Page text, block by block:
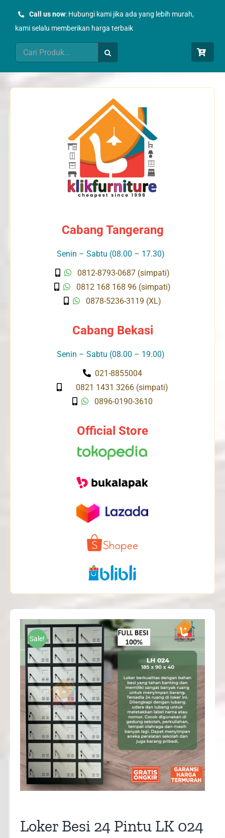
Call us now: Hubungi kami jika ada yang lebih murah,
kami selalu memberikan harga terbaik
Search
for:
Cabang Tangerang
Senin – Sabtu (08.00 – 17.30)
0812-8793-0687 (simpati)
0812 168 168 96 (simpati)
0878-5236-3119 (XL)
Cabang Bekasi
Senin – Sabtu (08.00 – 19.00)
021-8855004
0821 1431 3266 (simpati)
0896-0190-3610
Official Store
Sale!
Loker Besi 24 Pintu LK 024